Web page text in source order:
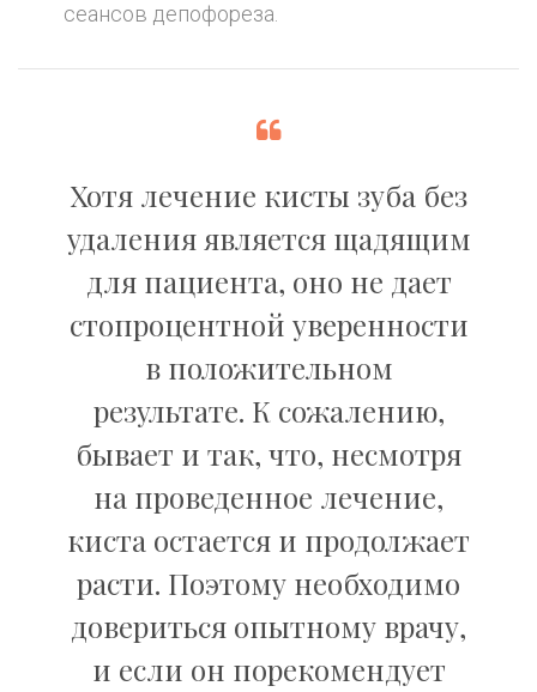
сеансов депофореза.
Хотя лечение кисты зуба без
удаления является щадящим
для пациента, оно не дает
стопроцентной уверенности
в положительном
результате. К сожалению,
бывает и так, что, несмотря
на проведенное лечение,
киста остается и продолжает
расти. Поэтому необходимо
довериться опытному врачу,
и если он порекомендует